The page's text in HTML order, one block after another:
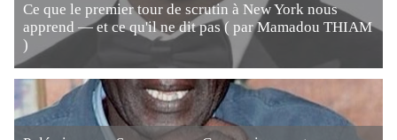
Ce que le premier tour de scrutin à New York nous
apprend — et ce qu'il ne dit pas ( par Mamadou THIAM
)